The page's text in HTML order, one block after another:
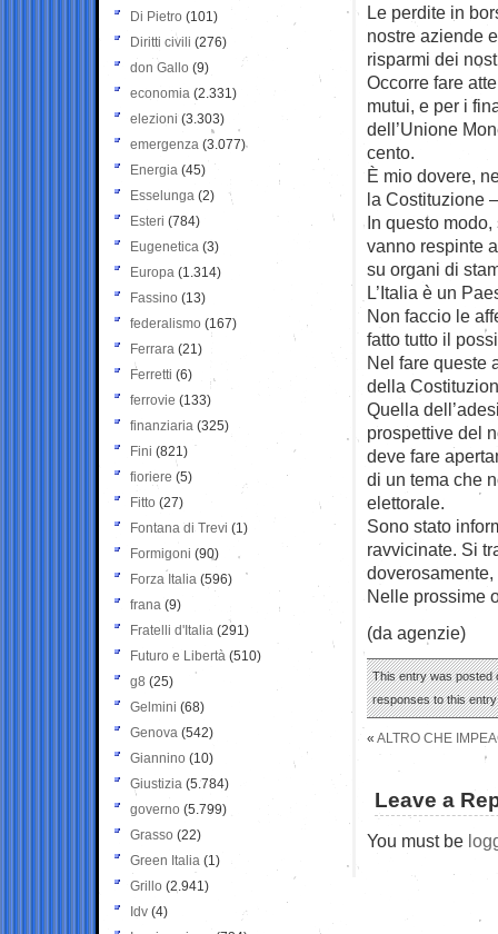
Le perdite in
nostre aziende
risparmi dei
Occorre fare
mutui, e per i
dell’Unione
cento.
È mio dovere,
la Costituzione
In questo
vanno respinte
su organi di
L’Italia è un
Non faccio le
fatto tutto il
Nel fare queste
della
Quella
prospettive del
deve fare
di un tema che
elettorale.
Sono stato
ravvicinate. Si
Nelle prossime
(da agenzie)
This entry was posted
responses to this
« ALTRO CHE
Leave a
You must be
Di Pietro (101)
Diritti civili (276)
don Gallo (9)
economia (2.331)
elezioni (3.303)
emergenza (3.077)
Energia (45)
Esselunga (2)
Esteri (784)
Eugenetica (3)
Europa (1.314)
Fassino (13)
federalismo (167)
Ferrara (21)
Ferretti (6)
ferrovie (133)
finanziaria (325)
Fini (821)
fioriere (5)
Fitto (27)
Fontana di Trevi (1)
Formigoni (90)
Forza Italia (596)
frana (9)
Fratelli d'Italia (291)
Futuro e Libertà (510)
g8 (25)
Gelmini (68)
Genova (542)
Giannino (10)
Giustizia (5.784)
governo (5.799)
Grasso (22)
Green Italia (1)
Grillo (2.941)
Idv (4)